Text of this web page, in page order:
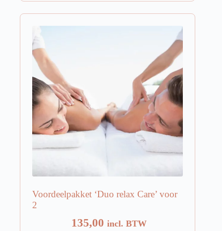
Voordeelpakket ‘Duo relax Care’ voor
2
135,00 incl. BTW